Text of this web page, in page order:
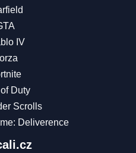
IV
Duty
Scrolls
Deliverence